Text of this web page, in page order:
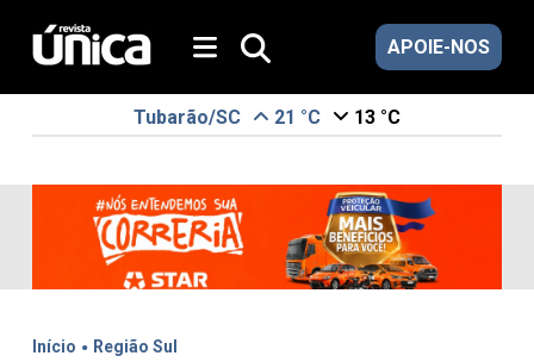
APOIE-NOS
Tubarão/SC 21 °C 13 °C
Início . Região Sul